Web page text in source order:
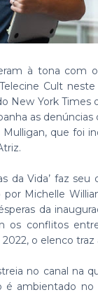
à tona com
Cult
New York Times
as
que foi
da Vida’ faz
por Michelle
da
conflitos
o elenco
no canal na
é ambientado